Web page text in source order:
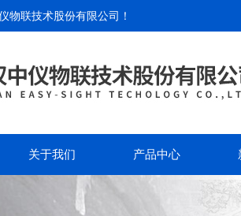
物联技术股份有限公司 ！
关于我们 产品中心